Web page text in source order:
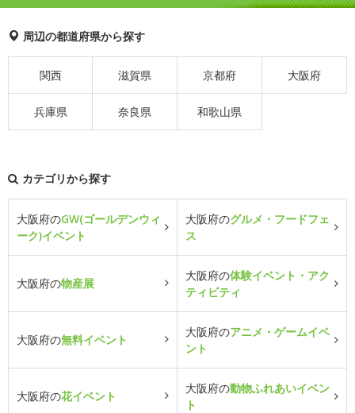
周辺の都道府県から探す
関西 滋賀県 京都府 大阪府
兵庫県 奈良県 和歌山県
カテゴリから探す
大阪府のGW(ゴールデンウィ
ーク)イベント
大阪府のグルメ・フードフェ
ス
大阪府の物産展
大阪府の体験イベント・アク
ティビティ
大阪府の無料イベント
大阪府のアニメ・ゲームイベ
ント
大阪府の花イベント
大阪府の動物ふれあいイベン
ト